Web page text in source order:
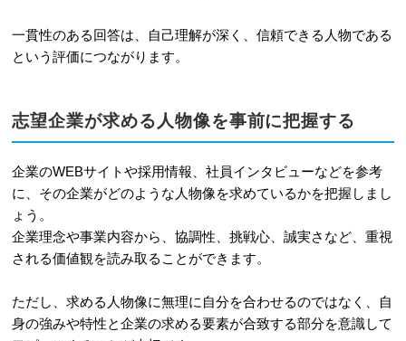
一貫性のある回答は、自己理解が深く、信頼できる人物である
という評価につながります。
志望企業が求める人物像を事前に把握する
企業のWEBサイトや採用情報、社員インタビューなどを参考
に、その企業がどのような人物像を求めているかを把握しまし
ょう。
企業理念や事業内容から、協調性、挑戦心、誠実さなど、重視
される価値観を読み取ることができます。
ただし、求める人物像に無理に自分を合わせるのではなく、自
身の強みや特性と企業の求める要素が合致する部分を意識して